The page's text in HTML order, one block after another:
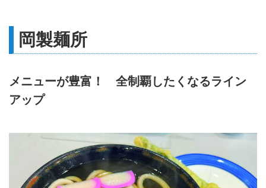
岡製麺所
メニューが豊富！ 全制覇したくなるライン
アップ